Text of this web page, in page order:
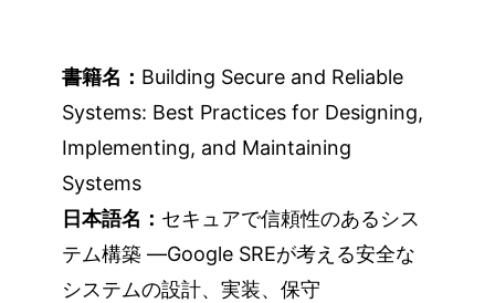
書籍名： Building Secure and Reliable
Systems: Best Practices for Designing,
Implementing, and Maintaining
Systems
日本語名： セキュアで信頼性のあるシス
テム構築 ―Google SREが考える安全な
システムの設計、実装、保守